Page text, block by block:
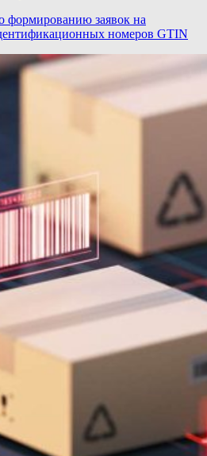
формированию заявок на
номеров GTIN